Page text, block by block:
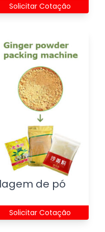
Solicitar Cotação
de pó
Solicitar Cotação